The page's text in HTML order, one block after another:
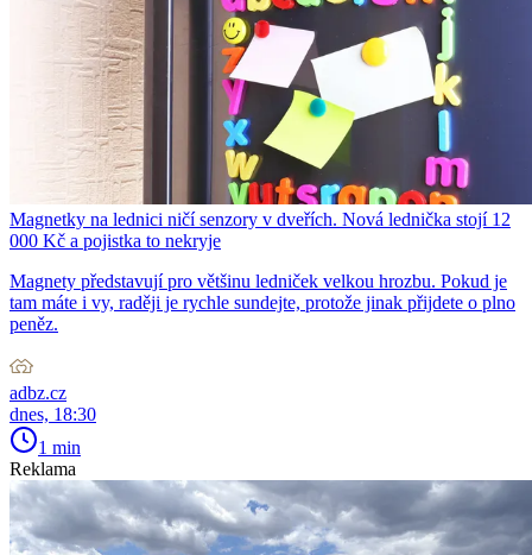
Magnetky na lednici ničí senzory v dveřích. Nová lednička stojí 12
000 Kč a pojistka to nekryje
Magnety představují pro většinu ledniček velkou hrozbu. Pokud je
tam máte i vy, raději je rychle sundejte, protože jinak přijdete o plno
peněz.
adbz.cz
dnes, 18:30
1 min
Reklama